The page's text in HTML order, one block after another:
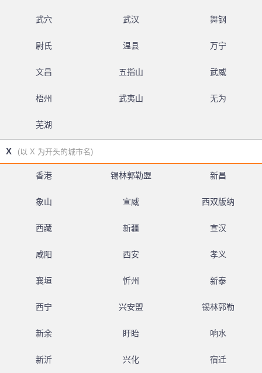
武穴 武汉 舞钢
尉氏 温县 万宁
文昌 五指山 武威
梧州 武夷山 无为
芜湖
X (以 X 为开头的城市名)
香港 锡林郭勒盟 新昌
象山 宣威 西双版纳
西藏 新疆 宣汉
咸阳 西安 孝义
襄垣 忻州 新泰
西宁 兴安盟 锡林郭勒
新余 盱眙 响水
新沂 兴化 宿迁